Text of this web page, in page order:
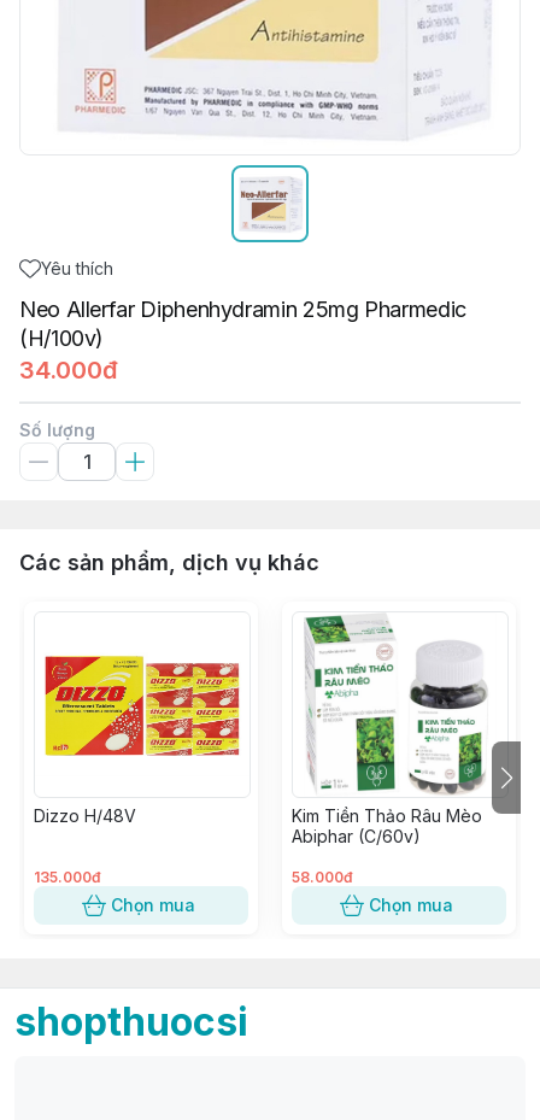
Yêu thích
Neo Allerfar Diphenhydramin 25mg Pharmedic
(H/100v)
34.000đ
Số lượng
Các sản phẩm, dịch vụ khác
Dizzo H/48V
135.000đ
Chọn mua
Kim Tiền Thảo Râu Mèo
Abiphar (C/60v)
58.000đ
Chọn mua
shopthuocsi